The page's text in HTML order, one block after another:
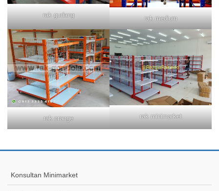
rak gudang rak medium
rak orange rak minimarket
Konsultan Minimarket